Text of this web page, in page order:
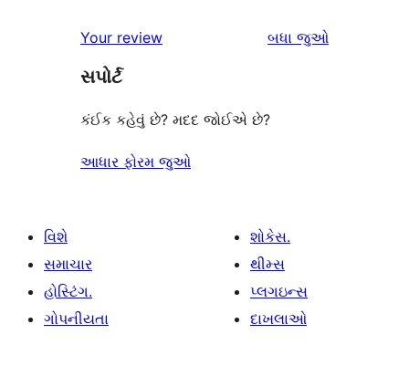
સમીક્ષાઓ
સ્ટાર
સમીક્ષા
Your review બધા સમીક્ષાઓ
જુઓ
સપોર્ટ
કંઈક કહેવું છે? મદદ જોઈએ છે?
આધાર ફોરમ જુઓ
વિશે
સમાચાર
હોસ્ટિંગ.
ગોપનીયતા
શોકેસ.
થીમ્સ
પ્લગઇન્સ
દાખલાઓ